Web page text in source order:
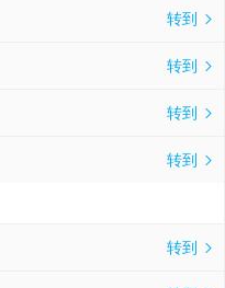
转到 
转到 
转到 
转到 
转到 